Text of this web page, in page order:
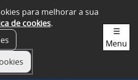
para melhorar a sua
de cookies.
☰
Menu